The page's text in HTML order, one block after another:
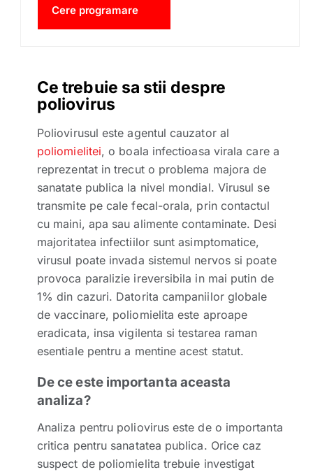
Cere programare
Ce trebuie sa stii despre
poliovirus
Poliovirusul este agentul cauzator al
poliomielitei, o boala infectioasa virala care a
reprezentat in trecut o problema majora de
sanatate publica la nivel mondial. Virusul se
transmite pe cale fecal-orala, prin contactul
cu maini, apa sau alimente contaminate. Desi
majoritatea infectiilor sunt asimptomatice,
virusul poate invada sistemul nervos si poate
provoca paralizie ireversibila in mai putin de
1% din cazuri. Datorita campaniilor globale
de vaccinare, poliomielita este aproape
eradicata, insa vigilenta si testarea raman
esentiale pentru a mentine acest statut.
De ce este importanta aceasta
analiza?
Analiza pentru poliovirus este de o importanta
critica pentru sanatatea publica. Orice caz
suspect de poliomielita trebuie investigat